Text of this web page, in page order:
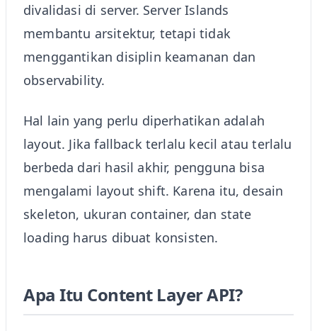
divalidasi di server. Server Islands
membantu arsitektur, tetapi tidak
menggantikan disiplin keamanan dan
observability.
Hal lain yang perlu diperhatikan adalah
layout. Jika fallback terlalu kecil atau terlalu
berbeda dari hasil akhir, pengguna bisa
mengalami layout shift. Karena itu, desain
skeleton, ukuran container, dan state
loading harus dibuat konsisten.
Apa Itu Content Layer API?